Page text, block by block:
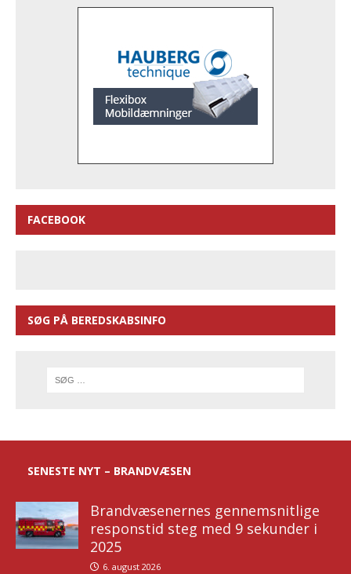
FACEBOOK
SØG PÅ BEREDSKABSINFO
SENESTE NYT – BRANDVÆSEN
Brandvæsenernes gennemsnitlige
responstid steg med 9 sekunder i
2025
6. august 2026